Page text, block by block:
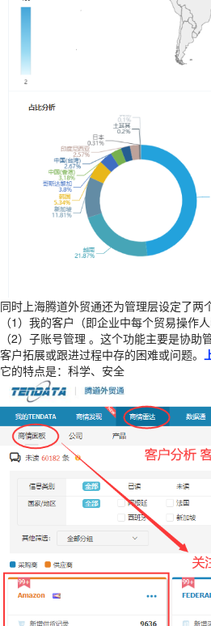
同时上海腾道外贸通还为管理层设定了两
（1）我的客户（即企业中每个贸易操作
（2）子账号管理 。这个功能主要是协
客户拓展或跟进过程中存的困难或问题。
它的特点是：科学、安全